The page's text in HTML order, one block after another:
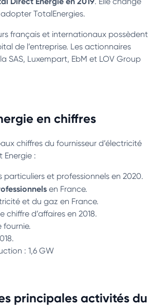
TotalEnergies.
français et internationaux possèdent
de l’entreprise. Les actionnaires
SAS, Luxempart, EbM et LOV Group
en chiffres
chiffres du fournisseur d’électricité
:
particuliers et professionnels en 2020.
en France.
et du gaz en France.
chiffre d’affaires en 2018.
fournie.
: 1,6 GW
principales activités du